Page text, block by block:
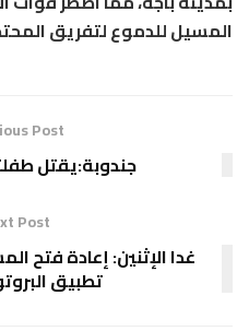
المسيل للدموع لتفريق
Post
جندوبة:يقتل
Post
غدا الإثنين: إعادة فتح
تطبيق